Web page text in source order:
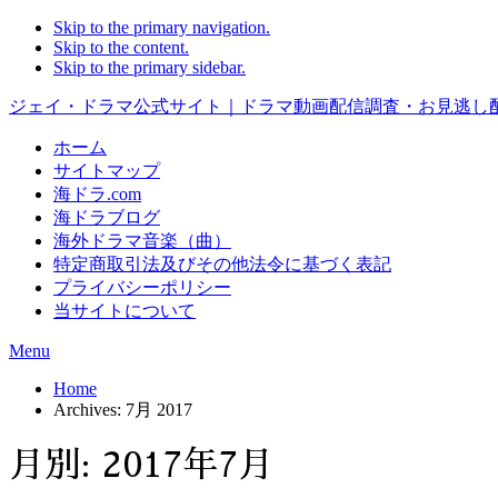
Skip to the primary navigation.
Skip to the content.
Skip to the primary sidebar.
ジェイ・ドラマ公式サイト｜ドラマ動画配信調査・お見逃し
ホーム
サイトマップ
海ドラ.com
海ドラブログ
海外ドラマ音楽（曲）
特定商取引法及びその他法令に基づく表記
プライバシーポリシー
当サイトについて
Menu
Home
Archives: 7月 2017
月別: 2017年7月